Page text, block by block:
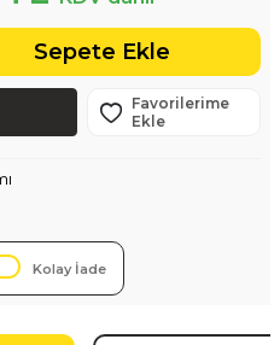
Sepete Ekle
Favorilerime
Ekle
Kolay İade